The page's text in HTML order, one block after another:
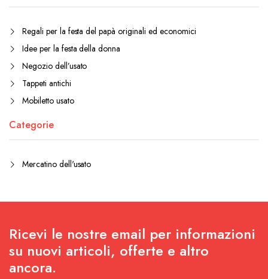
Regali per la festa del papà originali ed economici
Idee per la festa della donna
Negozio dell’usato
Tappeti antichi
Mobiletto usato
Categorie
Mercatino dell'usato
Ricevi le nostre email per informazioni
su nuovi articoli, offerte e altro
ancora.